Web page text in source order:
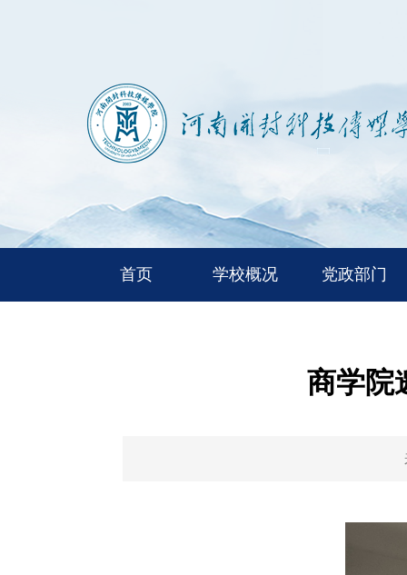
首页 学校概况 党政部门
商学院